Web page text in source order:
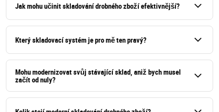
Jak mohu učinit skladování drobného zboží efektivnější?
a zjednodušené procesy. Zde je několik způsobů, jak
vylepšit vaše skladování:
Investujte do správné skladovací technologie, jako
jsou skladové výtahy nebo regálové systémy.
Který skladovací systém je pro mě ten pravý?
Výběr nejlepšího skladovacího systému závisí na
několika klíčových faktorech:
Jaké typy položek skladujete? Jejich velikost, tvar a
obrat jsou důležité.
Mohu modernizovat svůj stávající sklad, aniž bych musel
začít od nuly?